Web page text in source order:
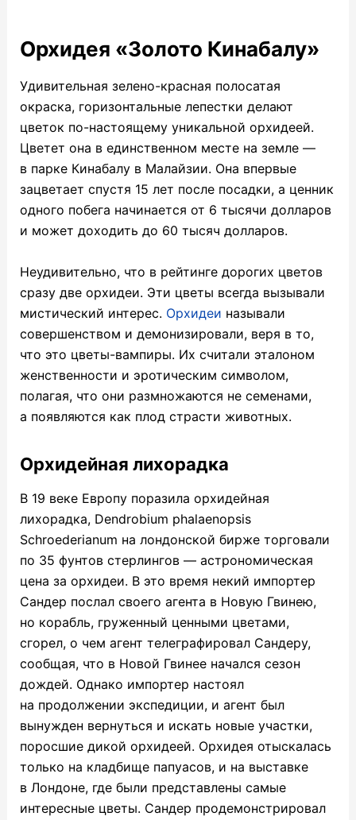
Орхидея «Золото Кинабалу»
Удивительная зелено-красная полосатая
окраска, горизонтальные лепестки делают
цветок по-настоящему уникальной орхидеей.
Цветет она в единственном месте на земле —
в парке Кинабалу в Малайзии. Она впервые
зацветает спустя 15 лет после посадки, а ценник
одного побега начинается от 6 тысячи долларов
и может доходить до 60 тысяч долларов.
Неудивительно, что в рейтинге дорогих цветов
сразу две орхидеи. Эти цветы всегда вызывали
мистический интерес. Орхидеи называли
совершенством и демонизировали, веря в то,
что это цветы-вампиры. Их считали эталоном
женственности и эротическим символом,
полагая, что они размножаются не семенами,
а появляются как плод страсти животных.
Орхидейная лихорадка
В 19 веке Европу поразила орхидейная
лихорадка, Dendrobium phalaenopsis
Schroederianum на лондонской бирже торговали
по 35 фунтов стерлингов — астрономическая
цена за орхидеи. В это время некий импортер
Сандер послал своего агента в Новую Гвинею,
но корабль, груженный ценными цветами,
сгорел, о чем агент телеграфировал Сандеру,
сообщая, что в Новой Гвинее начался сезон
дождей. Однако импортер настоял
на продолжении экспедиции, и агент был
вынужден вернуться и искать новые участки,
поросшие дикой орхидеей. Орхидея отыскалась
только на кладбище папуасов, и на выставке
в Лондоне, где были представлены самые
интересные цветы. Сандер продемонстрировал